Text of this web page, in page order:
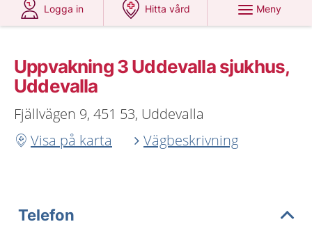
Logga in
Hitta vård
Meny
Uppvakning 3 Uddevalla sjukhus,
Uddevalla
Fjällvägen 9, 451 53, Uddevalla
Visa på karta
Vägbeskrivning
Telefon